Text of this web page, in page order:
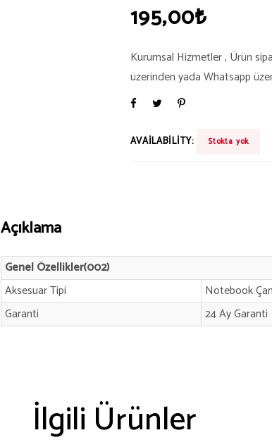
195,00₺
Kurumsal Hizmetler , Ürün
üzerinden yada Whatsapp
AVAILABILITY: Stokta yok
Açıklama
Genel Özellikler(002)
Aksesuar Tipi
Notebook
Garanti
24 Ay Garanti
İlgili Ürünler